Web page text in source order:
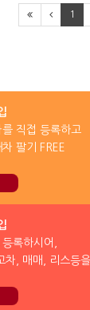
1
직접 등록하고
팔기 FREE
록하시어,
차, 매매, 리스등